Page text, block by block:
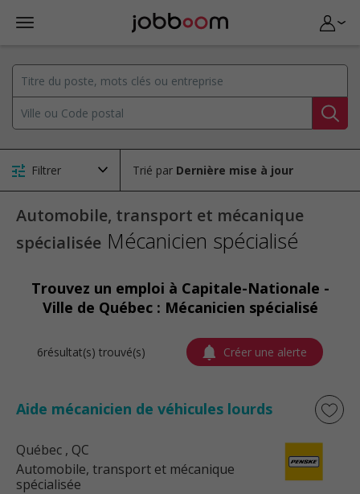
Filtrer Trié par
Automobile, transport et mécanique
spécialisée Mécanicien spécialisé
Trouvez un emploi à Capitale-Nationale -
Ville de Québec : Mécanicien spécialisé
6résultat(s) trouvé(s) Créer une alerte
Aide mécanicien de véhicules lourds
Québec , QC
Automobile, transport et mécanique
spécialisée